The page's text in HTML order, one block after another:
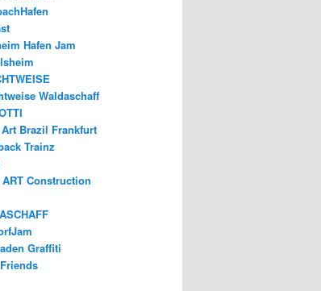
Hafen Jam
Waldaschaff
Brazil Frankfurt
Trainz
ART Construction
Graffiti